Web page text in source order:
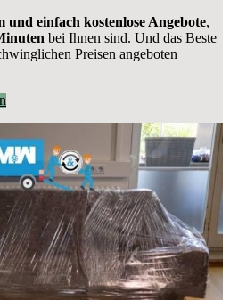
und einfach kostenlose Angebote,
bei Ihnen sind. Und das Beste
Preisen angeboten